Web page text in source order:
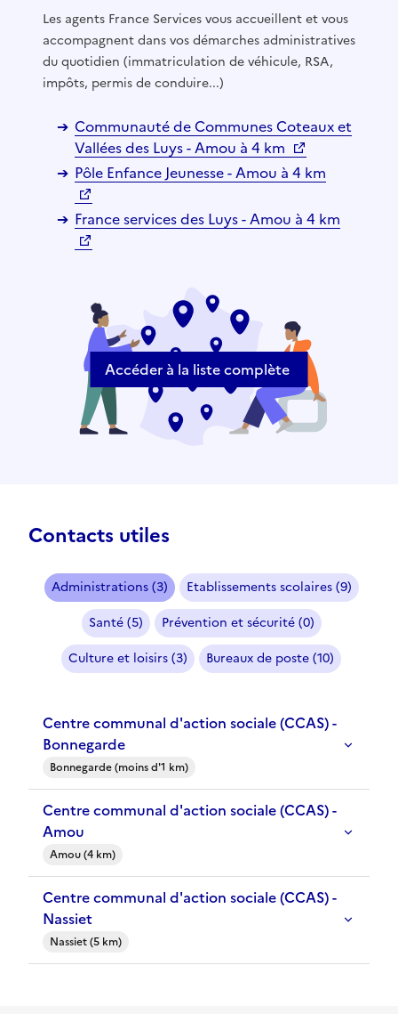
Les agents France Services vous accueillent et vous
accompagnent dans vos démarches administratives
du quotidien (immatriculation de véhicule, RSA,
impôts, permis de conduire...)
Communauté de Communes Coteaux et
Vallées des Luys - Amou à 4 km
Pôle Enfance Jeunesse - Amou à 4 km
France services des Luys - Amou à 4 km
Accéder à la liste complète
Contacts utiles
Administrations (3)
Etablissements scolaires (9)
Santé (5)
Prévention et sécurité (0)
Culture et loisirs (3)
Bureaux de poste (10)
Centre communal d'action sociale (CCAS) -
Bonnegarde
Bonnegarde (moins d'1 km)
Centre communal d'action sociale (CCAS) -
Amou
Amou (4 km)
Centre communal d'action sociale (CCAS) -
Nassiet
Nassiet (5 km)